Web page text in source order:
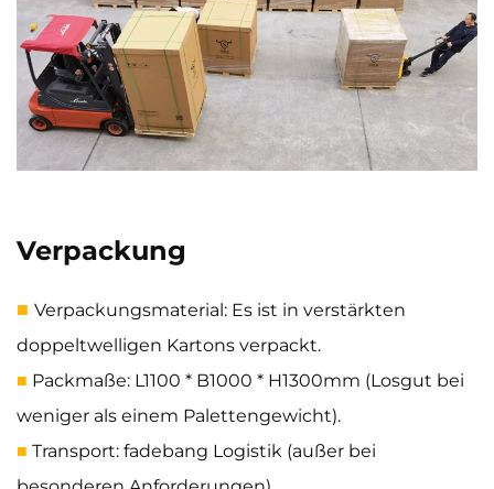
Verpackung
■ Verpackungsmaterial: Es ist in verstärkten
doppeltwelligen Kartons verpackt.
■ Packmaße: L1100 * B1000 * H1300mm (Losgut bei
weniger als einem Palettengewicht).
■ Transport: fadebang Logistik (außer bei